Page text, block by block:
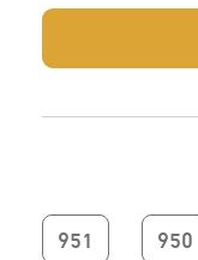
الصفحة
950 الصفحة
951